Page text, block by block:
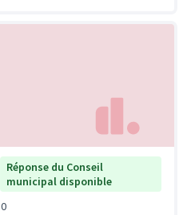
Réponse du Conseil
municipal disponible
0